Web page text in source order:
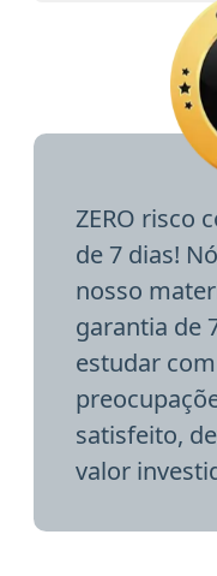
ZERO risco
de 7 dias!
nosso
garantia de
estudar
satisfeito,
valor